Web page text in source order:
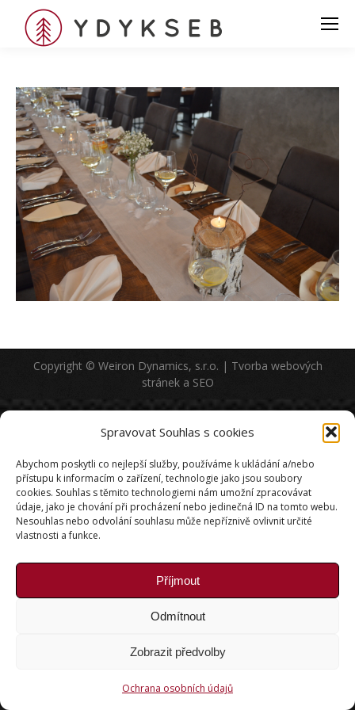
Spravovat Souhlas s cookies
Abychom poskytli co nejlepší služby, používáme k ukládání a/nebo
přístupu k informacím o zařízení, technologie jako jsou soubory
cookies. Souhlas s těmito technologiemi nám umožní zpracovávat
údaje, jako je chování při procházení nebo jedinečná ID na tomto webu.
Nesouhlas nebo odvolání souhlasu může nepříznivě ovlivnit určité
vlastnosti a funkce.
Příjmout
Odmítnout
Zobrazit předvolby
Ochrana osobních údajů
Copyright © Weiron Dynamics, s.r.o. | Tvorba webových
stráneka SEO